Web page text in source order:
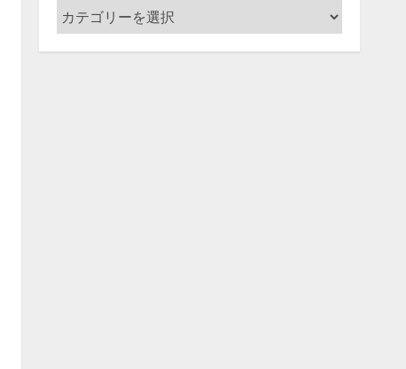
デ
ベ